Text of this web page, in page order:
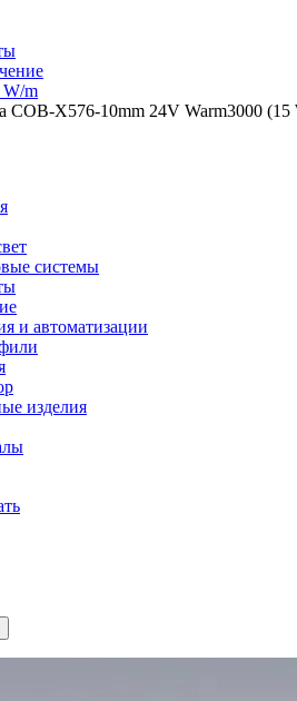
W/m
COB-X576-10mm 24V Warm3000
системы
и автоматизации
изделия